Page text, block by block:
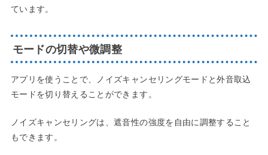
ています。
モードの切替や微調整
アプリを使うことで、ノイズキャンセリングモードと外音取込
モードを切り替えることができます。
ノイズキャンセリングは、遮音性の強度を自由に調整すること
もできます。